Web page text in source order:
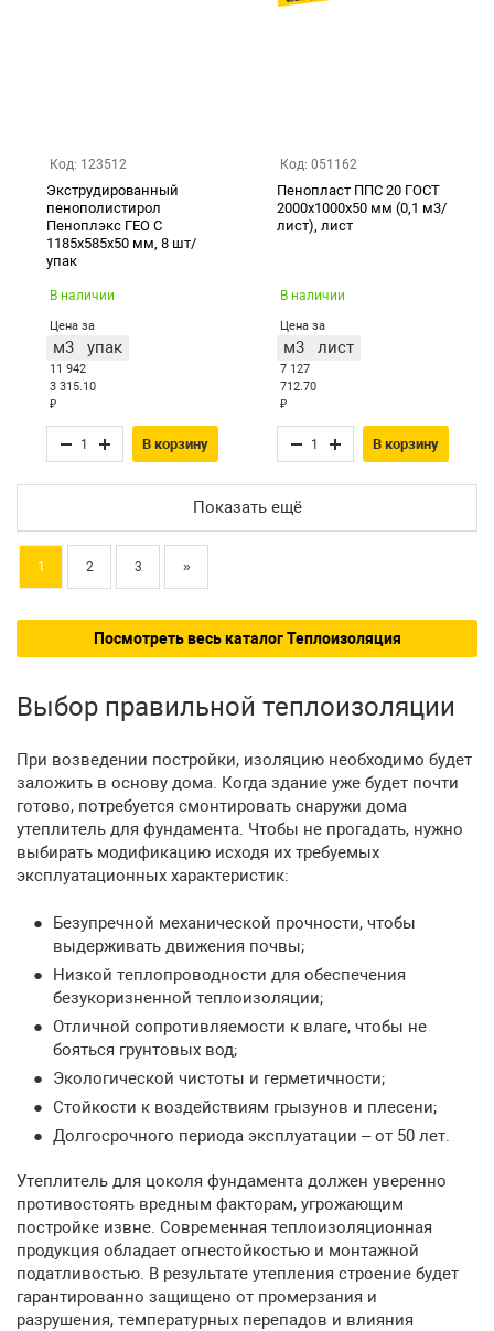
Код: 123512
Экструдированный
пенополистирол
Пеноплэкс ГЕО С
1185х585х50 мм, 8 шт/
упак
В наличии
Цена за
м3 упак
11 942
3 315.10
₽
В корзину
Код: 051162
Пенопласт ППС 20 ГОСТ
2000х1000х50 мм (0,1 м3/
лист), лист
В наличии
Цена за
м3 лист
7 127
712.70
₽
В корзину
Показать ещё
1 2 3 »
Посмотреть весь каталог Теплоизоляция
Выбор правильной теплоизоляции
При возведении постройки, изоляцию необходимо будет
заложить в основу дома. Когда здание уже будет почти
готово, потребуется смонтировать снаружи дома
утеплитель для фундамента. Чтобы не прогадать, нужно
выбирать модификацию исходя их требуемых
эксплуатационных характеристик:
Безупречной механической прочности, чтобы
выдерживать движения почвы;
Низкой теплопроводности для обеспечения
безукоризненной теплоизоляции;
Отличной сопротивляемости к влаге, чтобы не
бояться грунтовых вод;
Экологической чистоты и герметичности;
Стойкости к воздействиям грызунов и плесени;
Долгосрочного периода эксплуатации – от 50 лет.
Утеплитель для цоколя фундамента должен уверенно
противостоять вредным факторам, угрожающим
постройке извне. Современная теплоизоляционная
продукция обладает огнестойкостью и монтажной
податливостью. В результате утепления строение будет
гарантированно защищено от промерзания и
разрушения, температурных перепадов и влияния